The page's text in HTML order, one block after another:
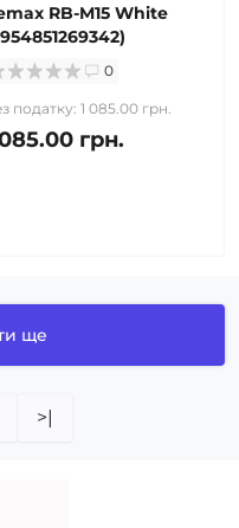
RB-M15 White
0
податку: 1 085.00 грн.
грн.
ще
>|